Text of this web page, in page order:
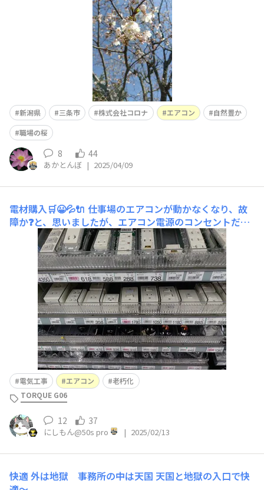
新潟県 三条市 株式会社コロナ エアコン
自然豊か
職場の桜
8 44
あかとんぼ | 2025/04/09
電材購入🛒😀💦🔌 仕事場のエアコンが動かなくなり、故
障か❓️と、思いましたが、エアコン電源のコンセントだけ
電気が来ていませんでした😱⁉️原因は不明ですが、おそら
く長年使っていて端子が腐食してるのだと思いますが、壁
の中を見るのは至難の業（面倒くさい）ので、室内ブレー
カー直でエアコン用配線を新設しました✨👍⚡️
電気工事 エアコン
老朽化
TORQUE G06
12 37
にしもん@50s pro | 2025/02/13
快適外は地獄 事務所の中は天国 天国と地獄の入口で快